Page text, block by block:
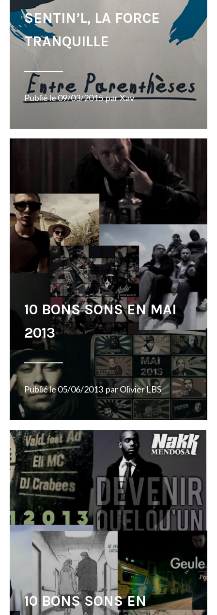
SENTIN’L, LA FORCE
TRANQUILLE
Publié le09/03/2015 parXav
10 BONS SONS EN MAI
2013
Publié le 05/06/2013 parOlivier LBS
10 BONS SONS EN